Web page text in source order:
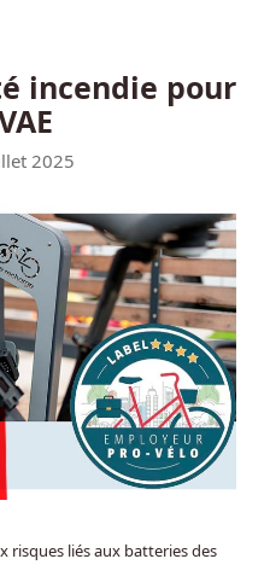
incendie pour
2025
risques liés aux batteries des